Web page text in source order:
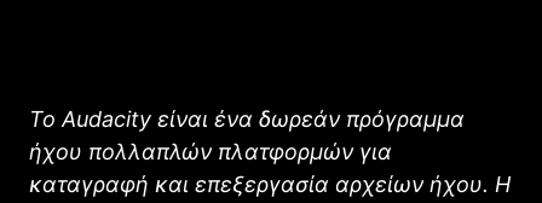
Το Audacity είναι ένα δωρεάν πρόγραμμα
ήχου πολλαπλών πλατφορμών για
καταγραφή και επεξεργασία αρχείων ήχου. Η